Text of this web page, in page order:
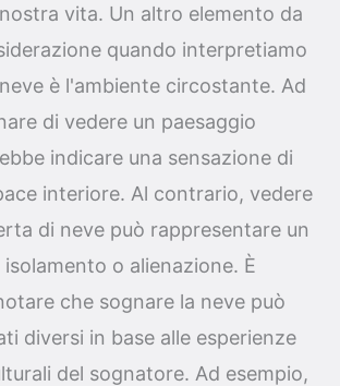
vita. Un altro elemento da
quando interpretiamo
è l'ambiente circostante. Ad
di vedere un paesaggio
indicare una sensazione di
interiore. Al contrario, vedere
di neve può rappresentare un
o alienazione. È
che sognare la neve può
diversi in base alle esperienze
del sognatore. Ad esempio,